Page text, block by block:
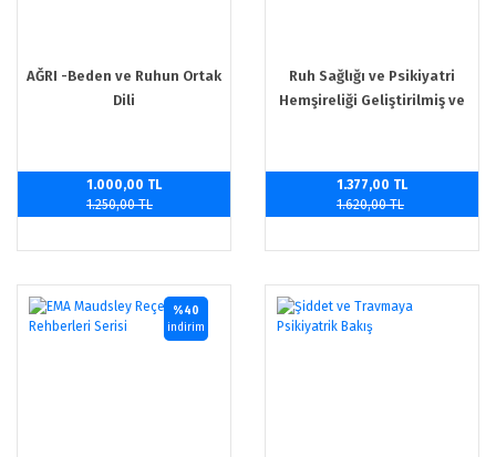
AĞRI -Beden ve Ruhun Ortak
Dili
1.000,00 TL
1.250,00 TL
Ruh Sağlığı ve Psikiyatri
Hemşireliği Geliştirilmiş ve
1.377,00 TL
1.620,00 TL
%40
indirim